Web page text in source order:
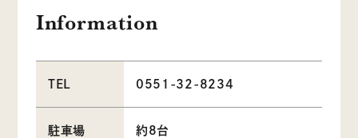
Information
TEL 0551-32-8234
駐車場 約8台